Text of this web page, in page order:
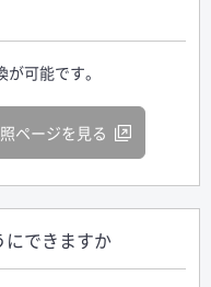
可能です。
ページを見る
できますか